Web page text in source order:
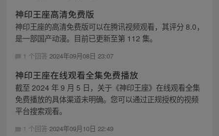
神印王座高清免费版
神印王座的高清免费版可以在腾讯视频观看，其评分 8.0，
是一部国产动漫。目前已更新至第 112 集。
1 个回答 2024年09月08日 23:07
神印王座在线观看全集免费播放
截至 2024 年 9 月 5 日，关于《神印王座》在线观看全集
免费播放的具体渠道未明确。您可以通过正规授权的视频
平台搜索观看。
1 个回答 2024年09月10日 22:49